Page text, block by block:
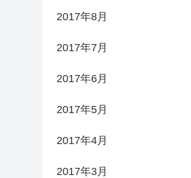
2017年8月
2017年7月
2017年6月
2017年5月
2017年4月
2017年3月